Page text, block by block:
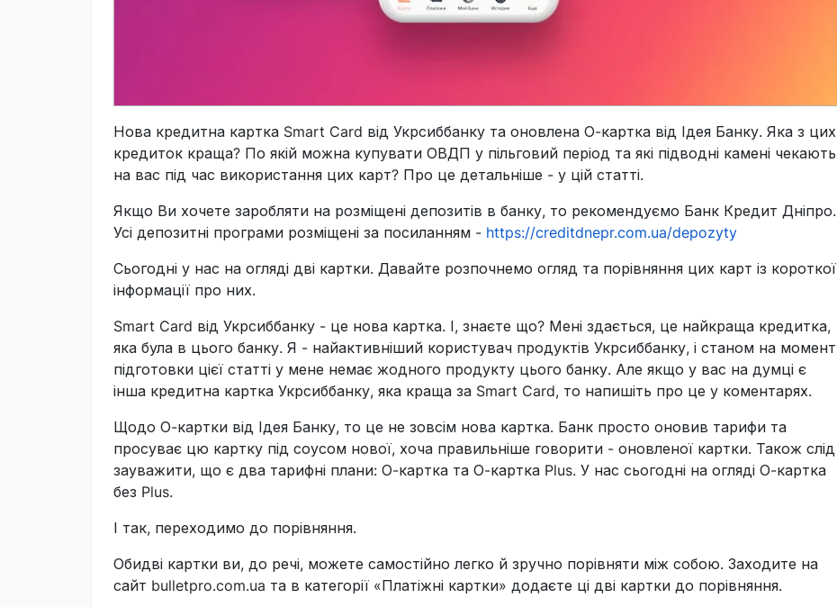
Нова кредитна картка Smart Card від Укрсиббанку та оновлена О-картка від Ідея Банку. Яка з цих
кредиток краща? По якій можна купувати ОВДП у пільговий період та які підводні камені чекають
на вас під час використання цих карт? Про це детальніше - у цій статті.
Якщо Ви хочете заробляти на розміщені депозитів в банку, то рекомендуємо Банк Кредит Дніпро.
Усі депозитні програми розміщені за посиланням - https://creditdnepr.com.ua/depozyty
Сьогодні у нас на огляді дві картки. Давайте розпочнемо огляд та порівняння цих карт із короткої
інформації про них.
Smart Card від Укрсиббанку - це нова картка. І, знаєте що? Мені здається, це найкраща кредитка,
яка була в цього банку. Я - найактивніший користувач продуктів Укрсиббанку, і станом на момент
підготовки цієї статті у мене немає жодного продукту цього банку. Але якщо у вас на думці є
інша кредитна картка Укрсиббанку, яка краща за Smart Card, то напишіть про це у коментарях.
Щодо О-картки від Ідея Банку, то це не зовсім нова картка. Банк просто оновив тарифи та
просуває цю картку під соусом нової, хоча правильніше говорити - оновленої картки. Також слід
зауважити, що є два тарифні плани: О-картка та О-картка Plus. У нас сьогодні на огляді О-картка
без Plus.
І так, переходимо до порівняння.
Обидві картки ви, до речі, можете самостійно легко й зручно порівняти між собою. Заходите на
сайт bulletpro.com.ua та в категорії «Платіжні картки» додаєте ці дві картки до порівняння.